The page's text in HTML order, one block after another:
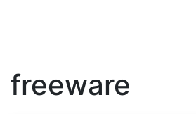
freeware